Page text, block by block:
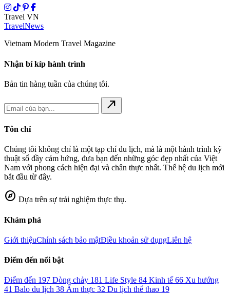
Travel VN
TravelNews
Vietnam Modern Travel Magazine
Nhận bí kíp hành trình
Bản tin hàng tuần của chúng tôi.
north_east
Tôn chỉ
Chúng tôi không chỉ là một tạp chí du lịch, mà là một hành trình kỹ
thuật số đầy cảm hứng, đưa bạn đến những góc đẹp nhất của Việt
Nam với phong cách hiện đại và chân thực nhất. Thế hệ du lịch mới
bắt đầu từ đây.
explore Dựa trên sự trải nghiệm thực thụ.
Khám phá
Giới thiệuChính sách bảo mậtĐiều khoản sử dụngLiên hệ
Điểm đến nổi bật
Điểm đến 197 Dòng chảy 181 Life Style 84 Kinh tế 66 Xu hướng
41 Balo du lịch 38 Ẩm thực 32 Du lịch thể thao 19